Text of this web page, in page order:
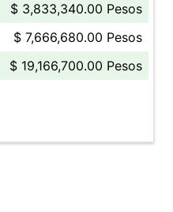
$ 3,833,340.00 Pesos
$ 7,666,680.00 Pesos
$ 19,166,700.00 Pesos